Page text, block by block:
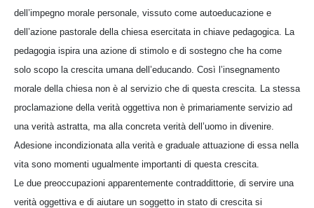
dell’impegno morale personale, vissuto come autoeducazione e
dell’azione pastorale della chiesa esercitata in chiave pedagogica. La
pedagogia ispira una azione di stimolo e di sostegno che ha come
solo scopo la crescita umana dell’educando. Così l’insegnamento
morale della chiesa non è al servizio che di questa crescita. La stessa
proclamazione della verità oggettiva non è primariamente servizio ad
una verità astratta, ma alla concreta verità dell’uomo in divenire.
Adesione incondizionata alla verità e graduale attuazione di essa nella
vita sono momenti ugualmente importanti di questa crescita.
Le due preoccupazioni apparentemente contraddittorie, di servire una
verità oggettiva e di aiutare un soggetto in stato di crescita si